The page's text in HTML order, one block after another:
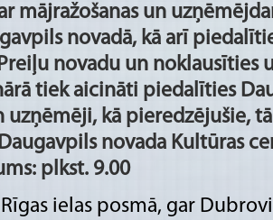
mājražošanas un
novadā, kā arī
novadu un noklausīties
tiek aicināti piedalīties
uzņēmēji, kā pieredzējušie,
novada Kultūras
plkst. 9.00
ielas posmā, gar